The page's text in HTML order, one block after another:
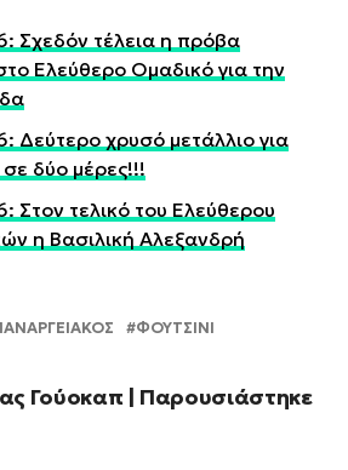
Σχεδόν τέλεια η πρόβα
Ελεύθερο Ομαδικό για την
Δεύτερο χρυσό μετάλλιο για
δύο μέρες!!!
Στον τελικό του Ελεύθερου
η Βασιλική Αλεξανδρή
ΦΟΥΤΣΙΝΙ
Γούοκαπ | Παρουσιάστηκε